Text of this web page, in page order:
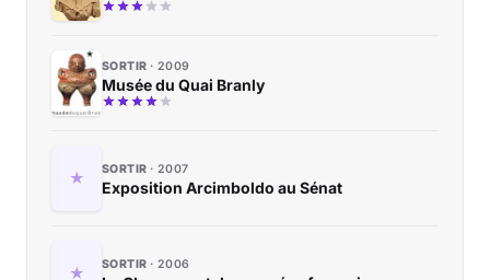
SORTIR 2009
Musée du Quai Branly
SORTIR 2007
Exposition Arcimboldo au Sénat
SORTIR 2006